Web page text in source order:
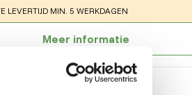
LEVERTIJD MIN. 5 WERKDAGEN
Meer informatie